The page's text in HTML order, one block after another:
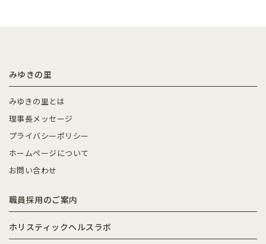
みゆきの里
みゆきの里とは
理事長メッセージ
プライバシーポリシー
ホームページについて
お問い合わせ
職員採用のご案内
ホリスティックヘルスラボ